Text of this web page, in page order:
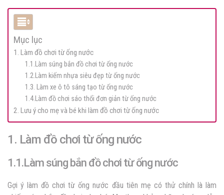
Mục lục
1. Làm đồ chơi từ ống nước
1.1.Làm súng bắn đồ chơi từ ống nước
1.2.Làm kiếm nhựa siêu đẹp từ ống nước
1.3. Làm xe ô tô sáng tạo từ ống nước
1.4.Làm đồ chơi sáo thổi đơn giản từ ống nước
2. Lưu ý cho mẹ và bé khi làm đồ chơi từ ống nước
1. Làm đồ chơi từ ống nước
1.1.Làm súng bắn đồ chơi từ ống nước
Gợi ý làm đồ chơi từ ống nước đầu tiên mẹ có thử chính là làm